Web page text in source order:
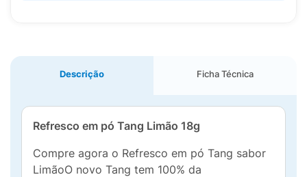
Descrição Ficha Técnica
Refresco em pó Tang Limão 18g
Compre agora o Refresco em pó Tang sabor
LimãoO novo Tang tem 100% da